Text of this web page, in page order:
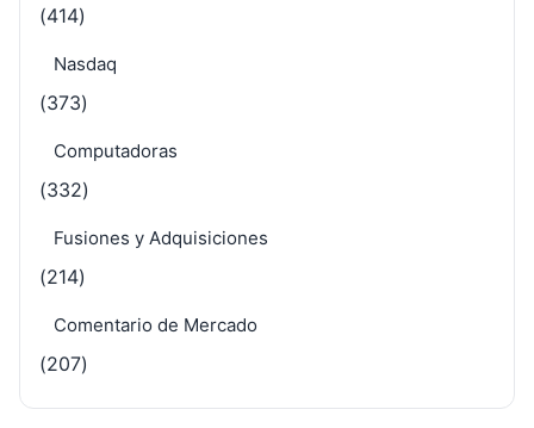
(414)
Nasdaq
(373)
Computadoras
(332)
Fusiones y Adquisiciones
(214)
Comentario de Mercado
(207)